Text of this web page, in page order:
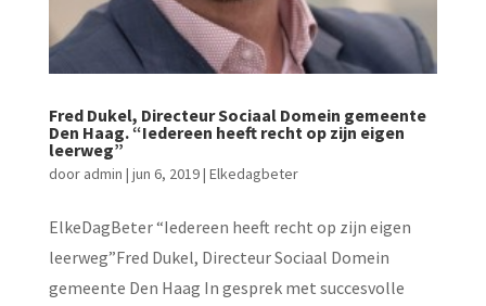
Fred Dukel, Directeur Sociaal Domein gemeente
Den Haag. “Iedereen heeft recht op zijn eigen
leerweg”
door admin | jun 6, 2019| Elkedagbeter
ElkeDagBeter “Iedereen heeft recht op zijn eigen
leerweg”Fred Dukel, Directeur Sociaal Domein
gemeente Den Haag In gesprek met succesvolle